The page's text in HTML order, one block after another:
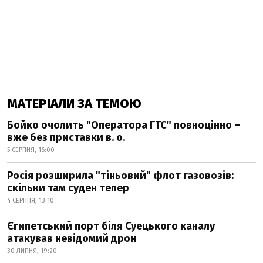
МАТЕРІАЛИ ЗА ТЕМОЮ
Бойко очолить "Оператора ГТС" повноцінно –
вже без приставки в. о.
5 СЕРПНЯ, 16:00
Росія розширила "тіньовий" флот газовозів:
скільки там суден тепер
4 СЕРПНЯ, 13:10
Єгипетський порт біля Суецького каналу
атакував невідомий дрон
30 ЛИПНЯ, 19:20